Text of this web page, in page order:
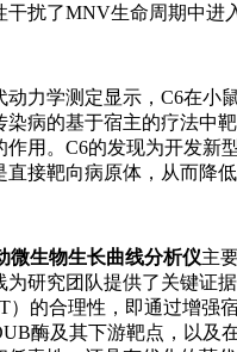
扰了MNV生命周期中进
动力学测定显示，C6在小
染病的基于宿主的疗法中
作用。C6的发现为开发新
接靶向病原体，从而降
微生物生长曲线分析仪主
为研究团队提供了关键证
）的合理性，即通过增强
酶及其下游靶点，以及